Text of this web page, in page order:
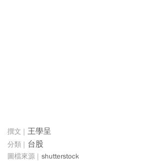
王學呈
台股
shutterstock